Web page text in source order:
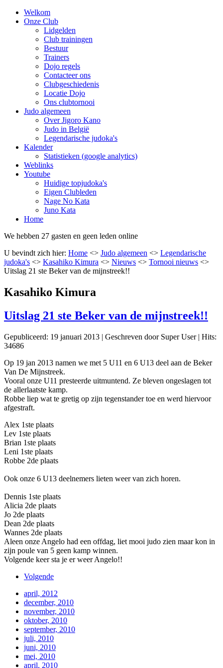
Welkom
Onze Club
Lidgelden
Club trainingen
Bestuur
Trainers
Dojo regels
Contacteer ons
Clubgeschiedenis
Locatie Dojo
Ons clubtornooi
Judo algemeen
Over Jigoro Kano
Judo in België
Legendarische judoka's
Kalender
Statistieken (google analytics)
Weblinks
Youtube
Huidige topjudoka's
Eigen Clubleden
Nage No Kata
Juno Kata
Home
We hebben 27 gasten en geen leden online
U bevindt zich hier: Home <> Judo algemeen <> Legendarische
judoka's <> Kasahiko Kimura <> Nieuws <> Tornooi nieuws <>
Uitslag 21 ste Beker van de mijnstreek!!
Kasahiko Kimura
Uitslag 21 ste Beker van de mijnstreek!!
Gepubliceerd: 19 januari 2013 | Geschreven door Super User| Hits:
34686
Op 19 jan 2013 namen we met 5 U11 en 6 U13 deel aan de Beker
Van De Mijnstreek.
Vooral onze U11 presteerde uitmuntend. Ze bleven ongeslagen tot
de allerlaatste kamp.
Robbe liep wat te gretig op zijn tegenstander toe en werd hiervoor
afgestraft.
Alex 1ste plaats
Lev 1ste plaats
Brian 1ste plaats
Leni 1ste plaats
Robbe 2de plaats
Ook onze 6 U13 deelnemers lieten weer van zich horen.
Dennis 1ste plaats
Alicia 2de plaats
Jo 2de plaats
Dean 2de plaats
Wannes 2de plaats
Aleen onze Angelo had een offdag, liet mooi judo zien maar kon in
zijn poule van 5 geen kamp winnen.
Volgende keer sta je er weer Angelo!!
Volgende
april, 2012
december, 2010
november, 2010
oktober, 2010
september, 2010
juli, 2010
juni, 2010
mei, 2010
april, 2010